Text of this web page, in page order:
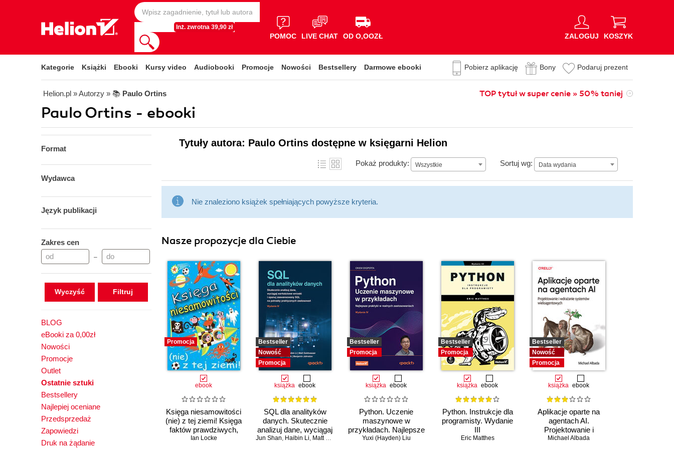
Inż. zwrotna 39,90 zł
POMOC LIVE CHAT OD O,OOZŁ ZALOGUJ KOSZYK
Kategorie Książki Ebooki Kursy video Audiobooki Promocje Nowości Bestsellery Darmowe ebooki Pobierz aplikację Bony Podaruj prezent
Helion.pl » Autorzy » 📚 Paulo Ortins TOP tytuł w super cenie » 50% taniej
Paulo Ortins - ebooki
Format
Wydawca
Język publikacji
Zakres cen
–
Wyczyść
BLOG
eBooki za 0,00zł
Nowości
Promocje
Outlet
Ostatnie sztuki
Bestsellery
Najlepiej oceniane
Przedsprzedaż
Zapowiedzi
Druk na żądanie
Tytuły autora: Paulo Ortins dostępne w księgarni Helion
Pokaż produkty: Wszystkie Sortuj wg: Data wydania
Data wydania
Nie znaleziono książek spełniających powyższe kryteria.
Nasze propozycje dla Ciebie
Promocja
ebook
Księga niesamowitości
(nie) z tej ziemi! Księga
faktów prawdziwych,
choć niezwykłych
Ian Locke
Bestseller
Nowość
Promocja
książka ebook
SQL dla analityków
danych. Skutecznie
analizuj dane, wyciągaj
wartościowe wnioski i
Jun Shan, Haibin Li, Matt Goldwasser Upom Malik,Benjamin Johnston
Bestseller
Promocja
książka ebook
Python. Uczenie
maszynowe w
przykładach. Najlepsze
praktyki w realnych
Yuxi (Hayden) Liu
Bestseller
Promocja
książka ebook
Python. Instrukcje dla
programisty. Wydanie
III
Eric Matthes
Bestseller
Nowość
Promocja
książka ebook
Aplikacje oparte na
agentach AI.
Projektowanie i
wdrażanie systemów
Michael Albada